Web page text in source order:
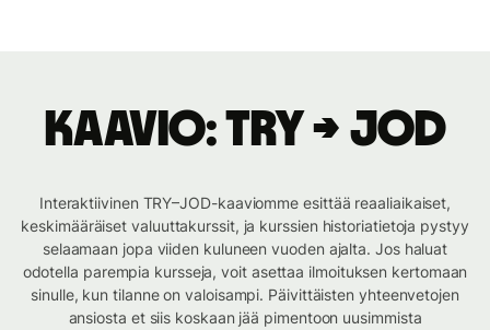
Kaavio: TRY → JOD
Interaktiivinen TRY–JOD-kaaviomme esittää reaaliaikaiset,
keskimääräiset valuuttakurssit, ja kurssien historiatietoja pystyy
selaamaan jopa viiden kuluneen vuoden ajalta. Jos haluat
odotella parempia kursseja, voit asettaa ilmoituksen kertomaan
sinulle, kun tilanne on valoisampi. Päivittäisten yhteenvetojen
ansiosta et siis koskaan jää pimentoon uusimmista